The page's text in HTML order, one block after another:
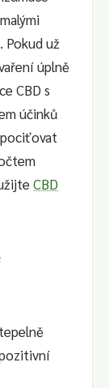
Pokud už
úplně
CBD s
účinků
CBD